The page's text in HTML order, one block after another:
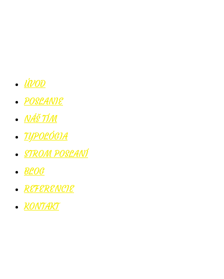
ÚVOD
POSLANIE
NÁŠ TÍM
TYPOLÓGIA
STROM POSLANÍ
BLOG
REFERENCIE
KONTAKT